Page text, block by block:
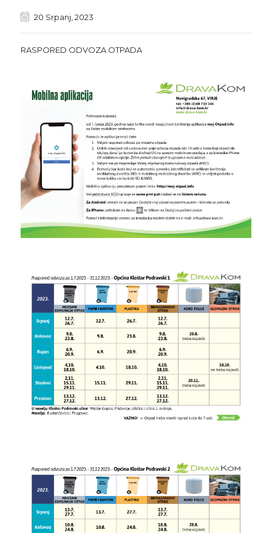
20 Srpanj, 2023
RASPORED ODVOZA OTPADA